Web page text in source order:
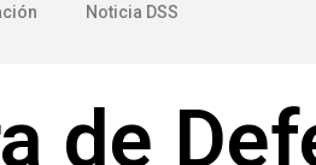
Noticia DSS
de